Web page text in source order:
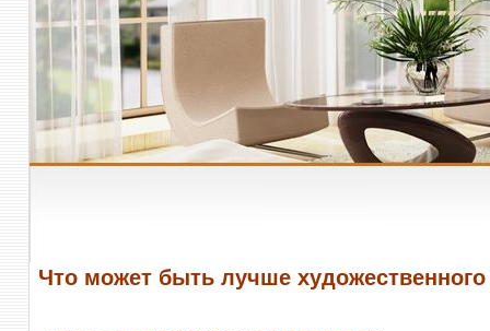
Что может быть лучше художественного